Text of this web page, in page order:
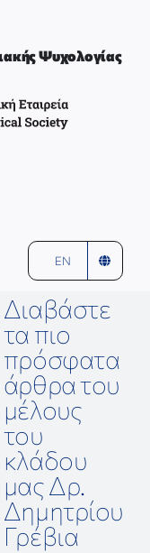
Ψυχολογίας
EN
Διαβάστε
τα πιο
πρόσφατα
άρθρα του
μέλους
του
κλάδου
μας Δρ.
Δημητρίου
Γρέβια